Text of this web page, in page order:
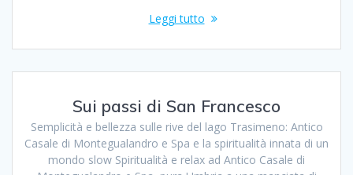
Leggi tutto
Sui passi di San Francesco
Semplicità e bellezza sulle rive del lago Trasimeno: Antico
Casale di Montegualandro e Spa e la spiritualità innata di un
mondo slow Spiritualità e relax ad Antico Casale di